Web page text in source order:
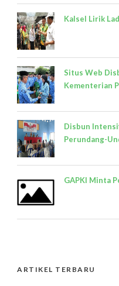
Kalsel Lirik
Situs Web
Kementerian
Disbun
Perundang-
GAPKI Minta
ARTIKEL TERBARU